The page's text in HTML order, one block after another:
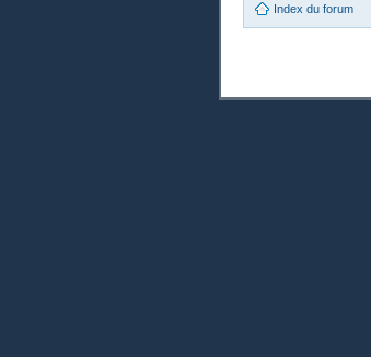
Index du forum